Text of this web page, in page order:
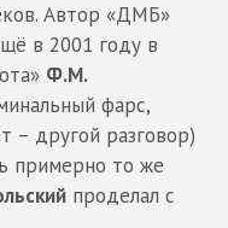
Автор «ДМБ»
в 2001 году в
Ф.М.
фарс,
– другой разговор)
примерно то же
проделал с